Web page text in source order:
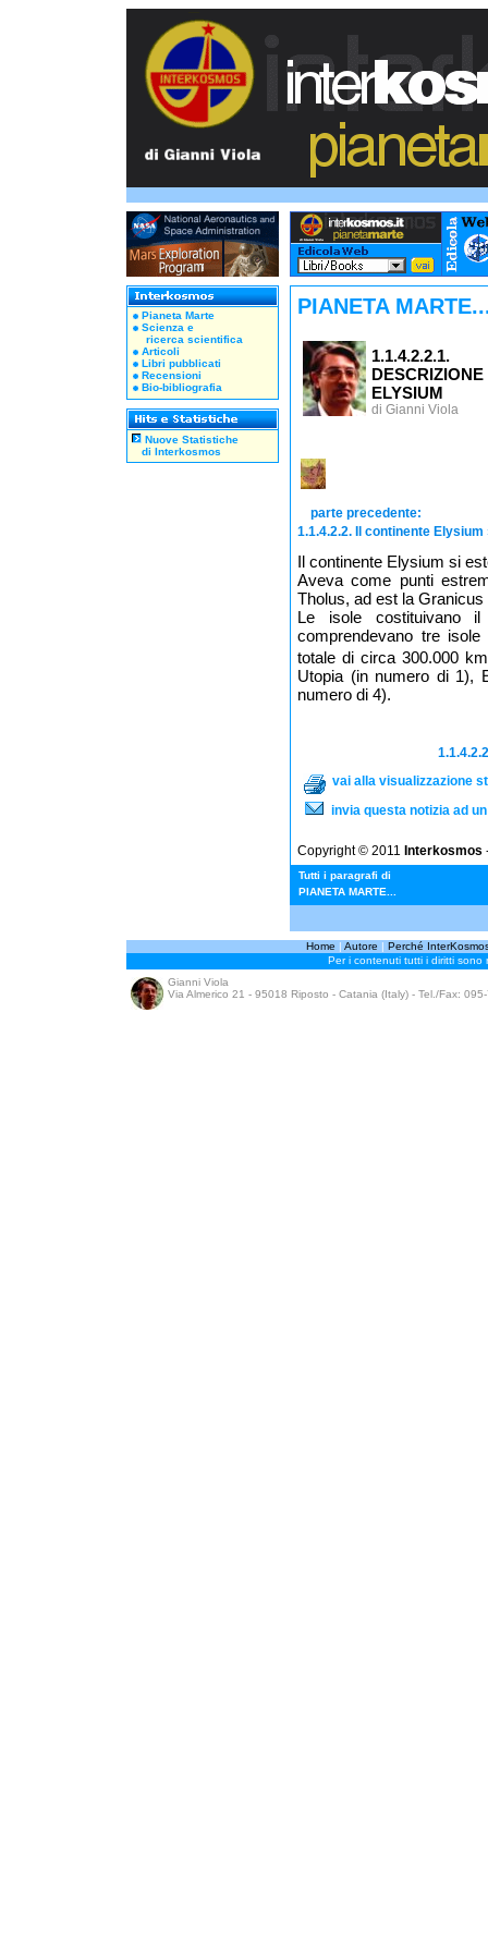
Pianeta Marte
Scienza e
ricerca scientifica
Articoli
Libri pubblicati
Recensioni
Bio-bibliografia
Nuove Statistiche
di Interkosmos
PIANETA
1.1.4.2.2.1.
ELYSIUM
di Gianni Viola
parte precedente:
1.1.4.2.2. Il continente Elysium
Il continente Elysium si
Aveva come punti
Tholus, ad est la
Le isole costituivano
comprendevano tre
totale di circa 300.000 km
Utopia (in numero di 1),
numero di 4).
vai alla visualizzazione
invia questa notizia ad
Copyright © 2011 Interkosmos
Tutti i paragrafi di
PIANETA MARTE...
Home | Autore | Perché
Per i contenuti tutti i diritti sono
Gianni Viola
Via Almerico 21 - 95018 Riposto - Catania (Italy) - Tel./Fax: